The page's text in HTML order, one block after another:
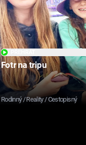
Fotr na tripu
Rodinný / Reality / Cestopisný